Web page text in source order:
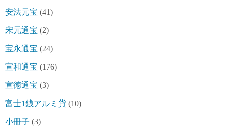
安法元宝 (41)
宋元通宝 (2)
宝永通宝 (24)
宣和通宝 (176)
宣徳通宝 (3)
富士1銭アルミ貨 (10)
小冊子 (3)